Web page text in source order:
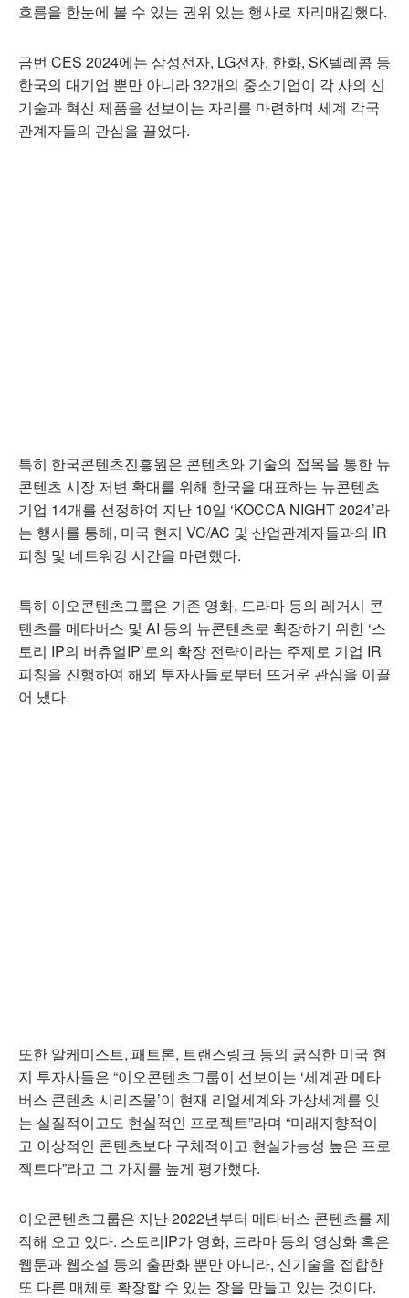
흐름을 한눈에 볼 수 있는 권위 있는 행사로 자리매김했다.
금번 CES 2024에는 삼성전자, LG전자, 한화, SK텔레콤 등
한국의 대기업 뿐만 아니라 32개의 중소기업이 각 사의 신
기술과 혁신 제품을 선보이는 자리를 마련하며 세계 각국
관계자들의 관심을 끌었다.
특히 한국콘텐츠진흥원은 콘텐츠와 기술의 접목을 통한 뉴
콘텐츠 시장 저변 확대를 위해 한국을 대표하는 뉴콘텐츠
기업 14개를 선정하여 지난 10일 ‘KOCCA NIGHT 2024’라
는 행사를 통해, 미국 현지 VC/AC 및 산업관계자들과의 IR
피칭 및 네트워킹 시간을 마련했다.
특히 이오콘텐츠그룹은 기존 영화, 드라마 등의 레거시 콘
텐츠를 메타버스 및 AI 등의 뉴콘텐츠로 확장하기 위한 ‘스
토리 IP의 버츄얼IP’로의 확장 전략이라는 주제로 기업 IR
피칭을 진행하여 해외 투자사들로부터 뜨거운 관심을 이끌
어 냈다.
또한 알케미스트, 패트론, 트랜스링크 등의 굵직한 미국 현
지 투자사들은 “이오콘텐츠그룹이 선보이는 ‘세계관 메타
버스 콘텐츠 시리즈물’이 현재 리얼세계와 가상세계를 잇
는 실질적이고도 현실적인 프로젝트”라며 “미래지향적이
고 이상적인 콘텐츠보다 구체적이고 현실가능성 높은 프로
젝트다”라고 그 가치를 높게 평가했다.
이오콘텐츠그룹은 지난 2022년부터 메타버스 콘텐츠를 제
작해 오고 있다. 스토리IP가 영화, 드라마 등의 영상화 혹은
웹툰과 웹소설 등의 출판화 뿐만 아니라, 신기술을 접합한
또 다른 매체로 확장할 수 있는 장을 만들고 있는 것이다.